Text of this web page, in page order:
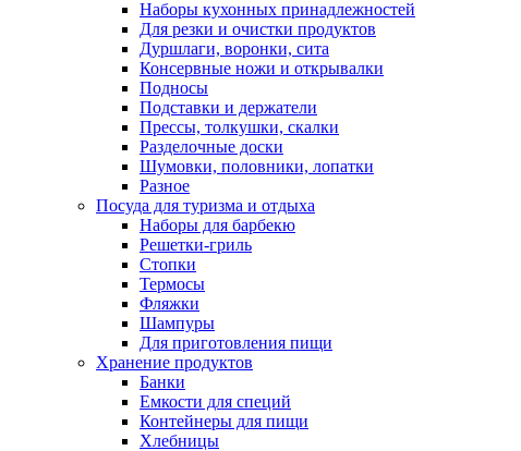
Наборы кухонных принадлежностей
Для резки и очистки продуктов
Дуршлаги, воронки, сита
Консервные ножи и открывалки
Подносы
Подставки и держатели
Прессы, толкушки, скалки
Разделочные доски
Шумовки, половники, лопатки
Разное
Посуда для туризма и отдыха
Наборы для барбекю
Решетки-гриль
Стопки
Термосы
Фляжки
Шампуры
Для приготовления пищи
Хранение продуктов
Банки
Емкости для специй
Контейнеры для пищи
Хлебницы